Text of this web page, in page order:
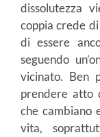
dissolutezza
coppia crede
di essere
seguendo
vicinato. Ben
prendere atto
che cambiano
vita,